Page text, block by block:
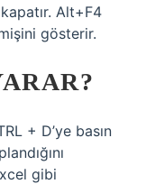
Alt+F4
gösterir.
+ D’ye basın
gibi